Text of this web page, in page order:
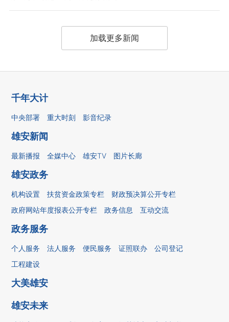
加载更多新闻
千年大计
中央部署 重大时刻 影音纪录
雄安新闻
最新播报 全媒中心 雄安TV 图片长廊
雄安政务
机构设置 扶贫资金政策专栏
财政预决算公开专栏
政府网站年度报表公开专栏
政务信息 互动交流
政务服务
个人服务 法人服务 便民服务 证照联办
公司登记
工程建设
大美雄安
雄安未来